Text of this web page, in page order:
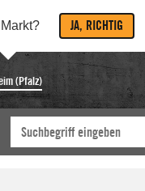
JA, RICHTIG
(Pfalz)